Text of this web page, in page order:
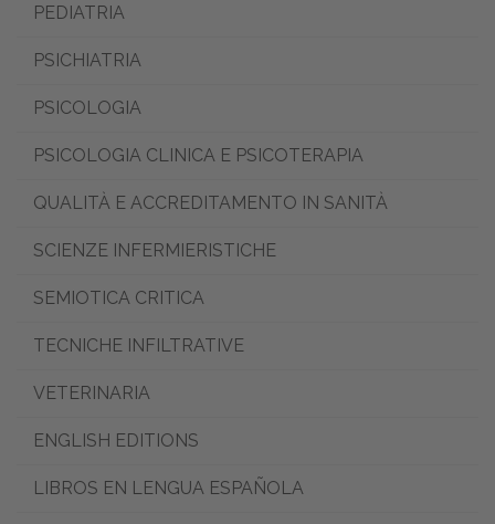
PEDIATRIA
PSICHIATRIA
PSICOLOGIA
PSICOLOGIA CLINICA E PSICOTERAPIA
QUALITÀ E ACCREDITAMENTO IN SANITÀ
SCIENZE INFERMIERISTICHE
SEMIOTICA CRITICA
TECNICHE INFILTRATIVE
VETERINARIA
ENGLISH EDITIONS
LIBROS EN LENGUA ESPAÑOLA